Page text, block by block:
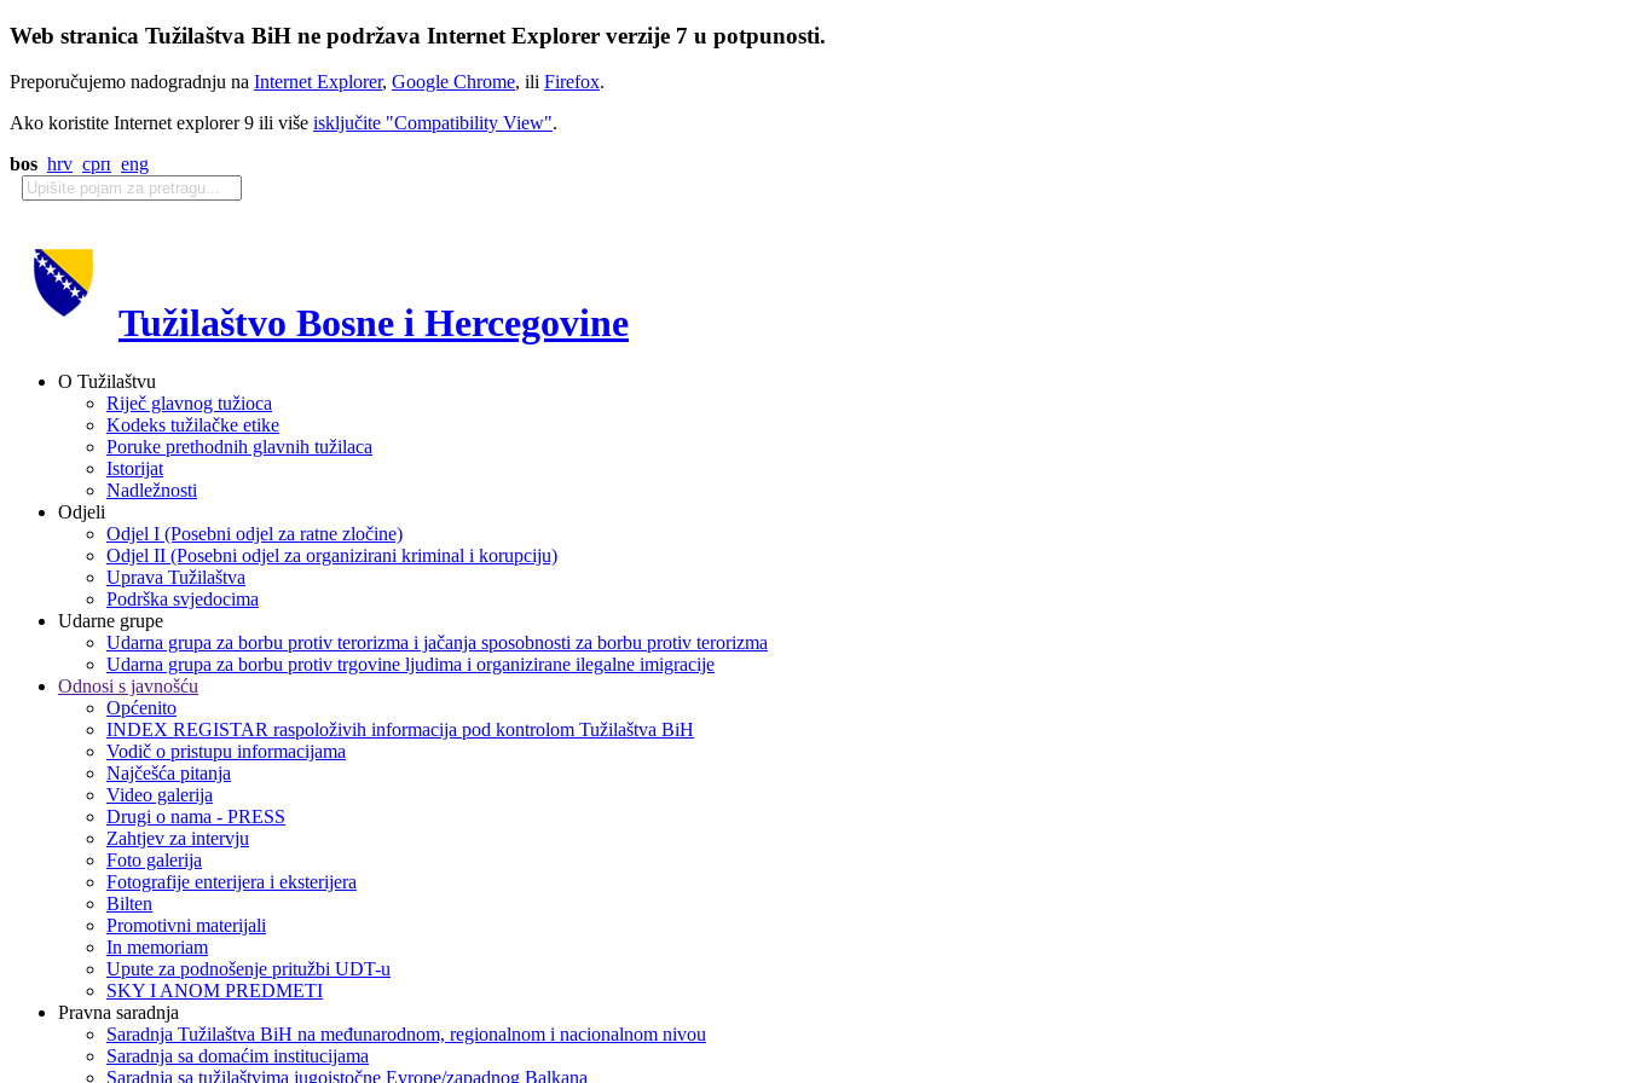
Web stranica Tužilaštva BiH ne podržava Internet Explorer verzije 7 u potpunosti.
Preporučujemo nadogradnju na Internet Explorer, Google Chrome, ili Firefox.
Ako koristite Internet explorer 9 ili više isključite "Compatibility View".
bos hrv срп eng
Tužilaštvo Bosne i Hercegovine
O Tužilaštvu
Riječ glavnog tužioca
Kodeks tužilačke etike
Poruke prethodnih glavnih tužilaca
Istorijat
Nadležnosti
Odjeli
Odjel I (Posebni odjel za ratne zločine)
Odjel II (Posebni odjel za organizirani kriminal i korupciju)
Uprava Tužilaštva
Podrška svjedocima
Udarne grupe
Udarna grupa za borbu protiv terorizma i jačanja sposobnosti za borbu protiv terorizma
Udarna grupa za borbu protiv trgovine ljudima i organizirane ilegalne imigracije
Odnosi s javnošću
Općenito
INDEX REGISTAR raspoloživih informacija pod kontrolom Tužilaštva BiH
Vodič o pristupu informacijama
Najčešća pitanja
Video galerija
Drugi o nama - PRESS
Zahtjev za intervju
Foto galerija
Fotografije enterijera i eksterijera
Bilten
Promotivni materijali
In memoriam
Upute za podnošenje pritužbi UDT-u
SKY I ANOM PREDMETI
Pravna saradnja
Saradnja Tužilaštva BiH na međunarodnom, regionalnom i nacionalnom nivou
Saradnja sa domaćim institucijama
Saradnja sa tužilaštvima jugoistočne Evrope/zapadnog Balkana